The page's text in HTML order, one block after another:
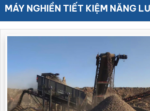
MÁY NGHIỀN TIẾT KIỆM NĂNG